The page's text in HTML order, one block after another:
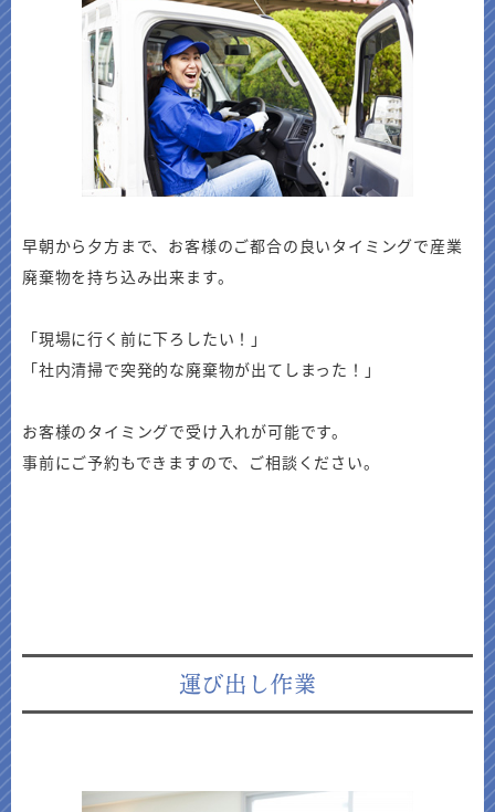
早朝から夕方まで、お客様のご都合の良いタイミングで産業
廃棄物を持ち込み出来ます。
「現場に行く前に下ろしたい！」
「社内清掃で突発的な廃棄物が出てしまった！」
お客様のタイミングで受け入れが可能です。
事前にご予約もできますので、ご相談ください。
運び出し作業